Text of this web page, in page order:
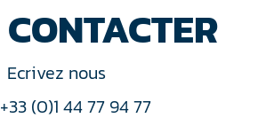
Ecrivez nous
(0)1 44 77 94 77